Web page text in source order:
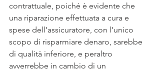
contrattuale, poiché è evidente che
una riparazione effettuata a cura e
spese dell’assicuratore, con l’unico
scopo di risparmiare denaro, sarebbe
di qualità inferiore, e peraltro
avverrebbe in cambio di un